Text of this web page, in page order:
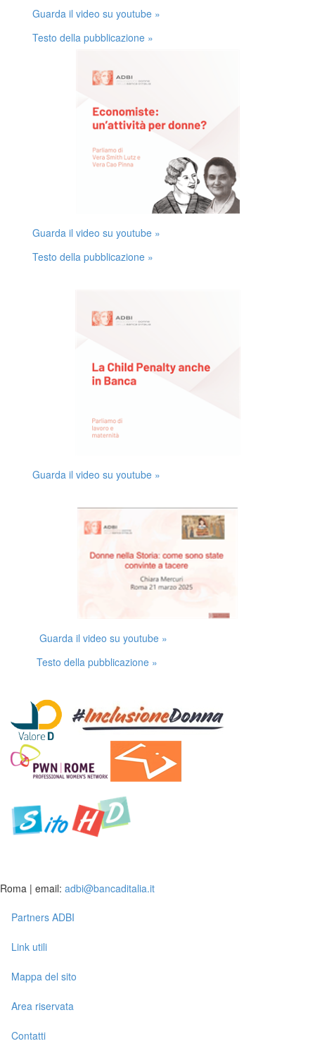
Guarda il video su youtube »
Testo della pubblicazione »
Guarda il video su youtube »
Testo della pubblicazione »
Guarda il video su youtube »
Guarda il video su youtube »
Testo della pubblicazione »
Roma | email: adbi@bancaditalia.it
Partners ADBI
Link utili
Mappa del sito
Area riservata
Contatti